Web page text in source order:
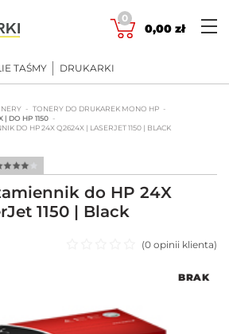
0
0,00 zł
TAŚMY DRUKARKI
TONERY DO DRUKAREK MONO HP
| DO HP 1150
DO HP 24X Q2624X | LASERJET 1150 | BLACK
do HP 24X
1150 | Black
(0 opinii klienta)
BRAK